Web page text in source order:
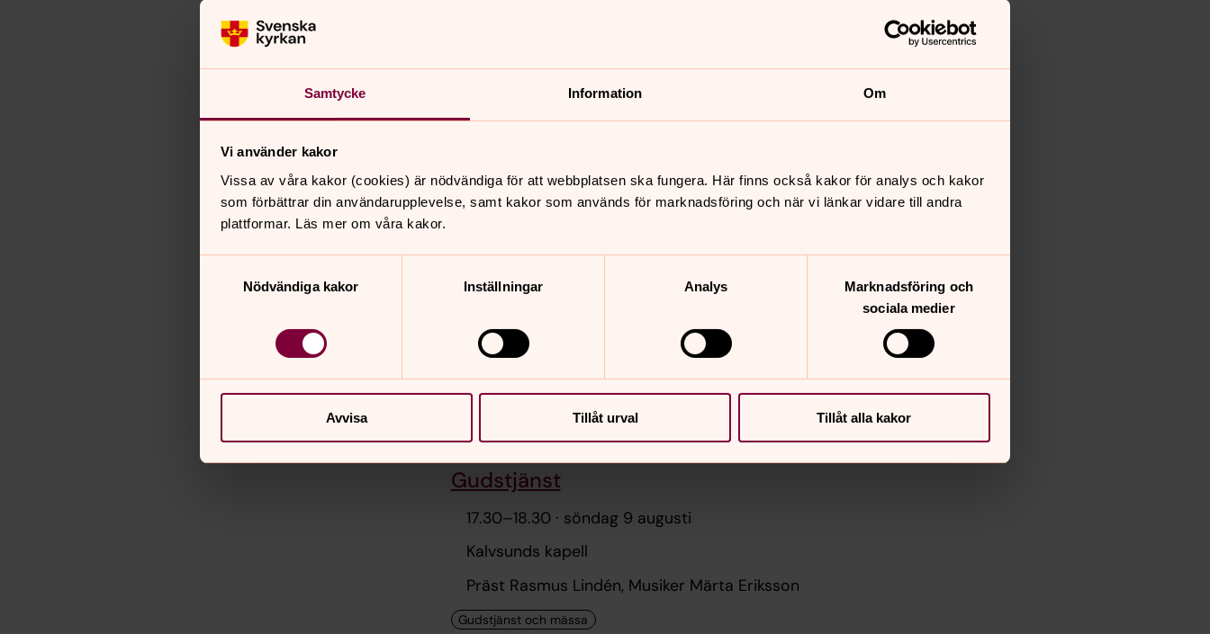
Samtycke Information Om
Vi använder kakor
Vissa av våra kakor (cookies) är nödvändiga för att webbplatsen ska fungera. Här finns också kakor för analys och kakor
som förbättrar din användarupplevelse, samt kakor som används för marknadsföring och när vi länkar vidare till andra
plattformar. Läs mer om våra kakor.
Nödvändiga kakor
Inställningar Analys
Marknadsföring och
sociala medier
Avvisa Tillåt urval Tillåt alla kakor
Präst Rasmus Lindén, Musiker Märta Eriksson
Hönö sammanlyst till Öckerö
Gudstjänst
16.15
Knippla kapell
Gudstjänst
17.30–18.30 · söndag 9 augusti
Kalvsunds kapell
Präst Rasmus Lindén, Musiker Märta Eriksson